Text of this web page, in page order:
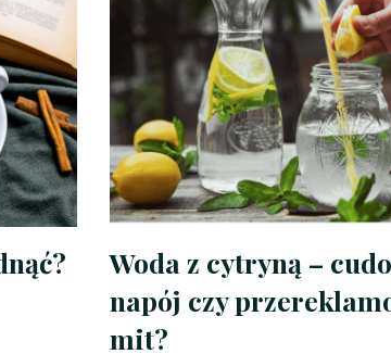
Woda z cytryną –
napój czy
mit?